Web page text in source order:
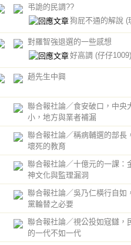
弔詭的民調??
狗屁不通的解說 (
對羅智強退選的一些感想
好高調 (仔仔1009)
趙先生中興
聯合報社論／食安破口，中央
小，地方與業者補漏
聯合報社論／稱病輔選的部長
壞死的教育
聯合報社論／十億元的一課：
神文化與監理漏洞
聯合報社論／吳乃仁橫行自如
黨輪替之必要
聯合報社論／視公投如寇讎，
的一代不如一代